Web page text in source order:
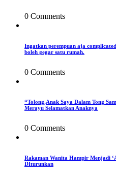
0 Comments
Ingatkan perempuan aja
boleh gegar satu rumah.
0 Comments
“Tolong,Anak Saya Dalam Tong
Merayu Selamatkan Anaknya
0 Comments
Rakaman Wanita Hampir Menjadi
DIturunkan